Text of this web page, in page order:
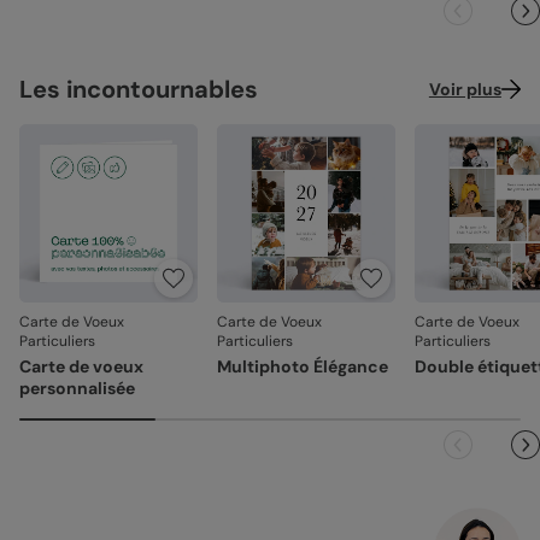
Les incontournables Voir plus
Carte de Voeux
Particuliers
Carte de voeux
personnalisée
Carte de Voeux
Particuliers
Multiphoto Élégance
Carte de Voeux
Particuliers
Double